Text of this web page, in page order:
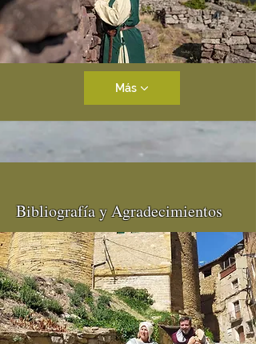
Más
Bibliografía y Agradecimientos